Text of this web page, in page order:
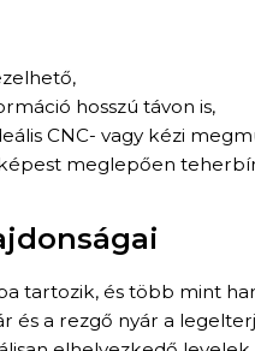
hosszú távon is,
CNC- vagy kézi
meglepően
tartozik, és több mint
és a rezgő nyár a